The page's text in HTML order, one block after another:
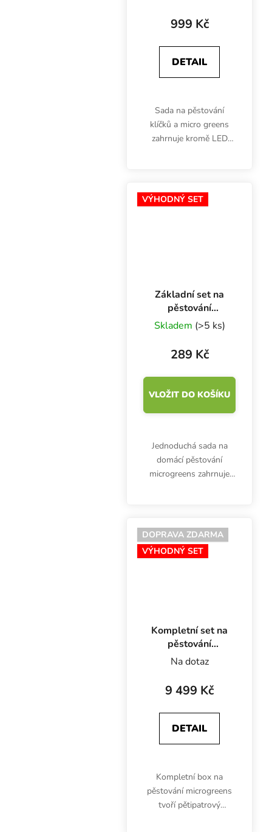
Hempflax
999 Kč
DETAIL
Sada na pěstování
klíčků a micro greens
zahrnuje kromě LED
Garland o rozměrech
56x28x3 cm (z toho 1
VÝHODNÝ SET
Základní set na
pěstování
microgreens,
Hempflax
Skladem (>5 ks)
289 Kč
VLOŽIT DO KOŠÍKU
Jednoduchá sada na
domácí pěstování
microgreens zahrnuje
drenáží) a konopnou
rohož Hempflax o
rozměrech 50x24 cm..
DOPRAVA ZDARMA
VÝHODNÝ SET
Kompletní set na
pěstování
microgreens,
Na dotaz
9 499 Kč
DETAIL
Kompletní box na
pěstování microgreens
tvoří pětipatrový